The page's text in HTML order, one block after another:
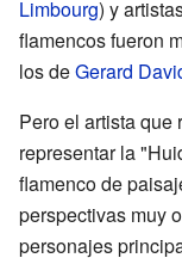
Limbourg) y
flamencos fueron
los deGerard
Pero el artista que
representar la
flamenco de
perspectivas muy
personajes